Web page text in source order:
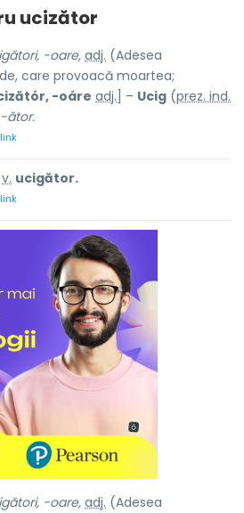
ucizător
-oare,adj. (Adesea
care provoacă moartea;
-oáre adj. ] – Ucig (prez. ind.
-ător.
v. ucigător.
-oare,adj. (Adesea